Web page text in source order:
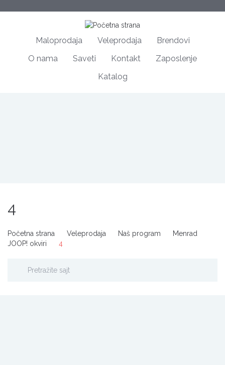
Maloprodaja Veleprodaja
Brendovi
O nama
Saveti Kontakt
Zaposlenje
Katalog
4
Početna strana Veleprodaja Naš program
Menrad
JOOP! okviri
4